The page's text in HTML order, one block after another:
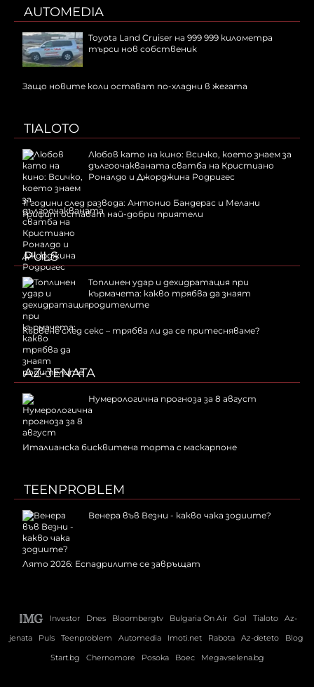
AUTOMEDIA
Toyota Land Cruiser на 999 999 километра
търси нов собственик
Защо новите коли остават по-хладни в жегата
TIALOTO
Любов като на кино: Всичко, което знаем за
дългоочакваната сватба на Кристиано
Роналдо и Джорджина Родригес
11 години след развода: Антонио Бандерас и Мелани
Грифит остават най-добри приятели
PULS
Топлинен удар и дехидратация при
кърмачета: какво трябва да знаят
родителите
Кървене след секс – трябва ли да се притесняваме?
AZ-JENATA
Нумерологична прогноза за 8 август
Италианска бисквитена торта с маскарпоне
TEENPROBLEM
Венера във Везни - какво чака зодиите?
Лято 2026: Еспадрилите се завръщат
Investor Dnes Bloombergtv Bulgaria On Air Gol Tialoto
Az-
jenata
Puls Teenproblem Automedia Imoti.net Rabota Az-deteto
Blog
Start.bg
Chernomore Posoka Boec Megavselena.bg